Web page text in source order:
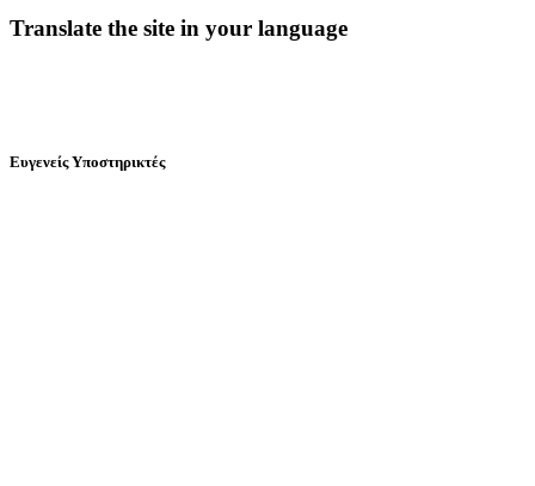
Translate the site in your language
Ευγενείς Υποστηρικτές